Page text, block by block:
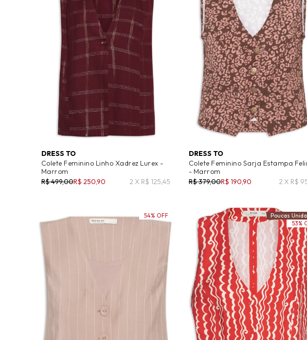
DRESS TO
Colete Feminino Linho Xadrez Lurex -
Marrom
R$ 499,00R$ 250,90 2 X R$ 125,45
DRESS TO
Colete Feminino Sarja Estampa
- Marrom
R$ 379,00R$ 190,90 2 X R$
54% OFF
Poucas
53%